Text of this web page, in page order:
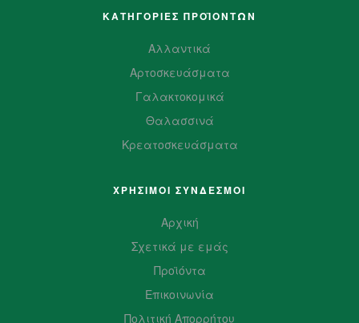
ΚΑΤΗΓΟΡΙΕΣ ΠΡΟΪΌΝΤΩΝ
Αλλαντικά
Αρτοσκευάσματα
Γαλακτοκομικά
Θαλασσινά
Κρεατοσκευάσματα
ΧΡΗΣΙΜΟΙ ΣΥΝΔΕΣΜΟΙ
Αρχική
Σχετικά με εμάς
Προϊόντα
Επικοινωνία
Πολιτική Απορρήτου